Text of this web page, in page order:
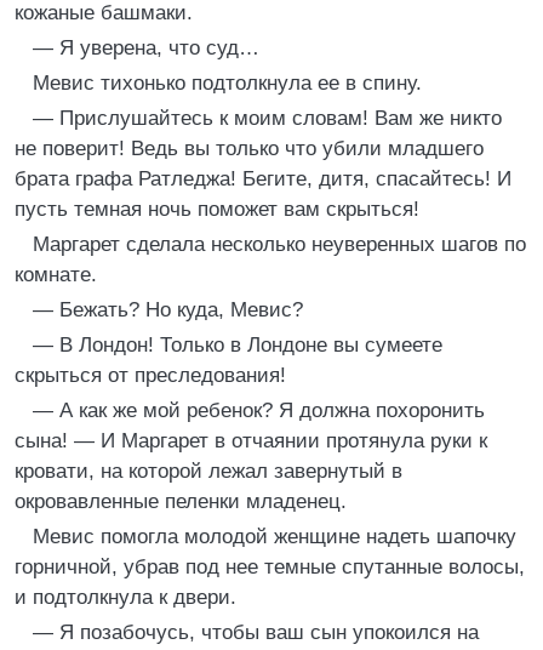
кожаные башмаки.
— Я уверена, что суд…
Мевис тихонько подтолкнула ее в спину.
— Прислушайтесь к моим словам! Вам же никто
не поверит! Ведь вы только что убили младшего
брата графа Ратледжа! Бегите, дитя, спасайтесь! И
пусть темная ночь поможет вам скрыться!
Маргарет сделала несколько неуверенных шагов по
комнате.
— Бежать? Но куда, Мевис?
— В Лондон! Только в Лондоне вы сумеете
скрыться от преследования!
— А как же мой ребенок? Я должна похоронить
сына! — И Маргарет в отчаянии протянула руки к
кровати, на которой лежал завернутый в
окровавленные пеленки младенец.
Мевис помогла молодой женщине надеть шапочку
горничной, убрав под нее темные спутанные волосы,
и подтолкнула к двери.
— Я позабочусь, чтобы ваш сын упокоился на